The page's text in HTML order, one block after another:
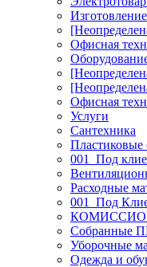
Офисная
Офисная
Услуги
Сантехника
Пластиковые
001_Под
Расходные
001_Под
Собранные
Уборочные
Одежда и